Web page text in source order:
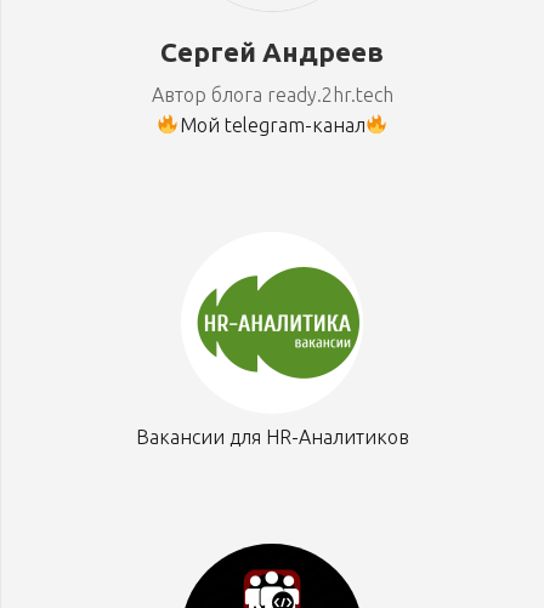
Сергей Андреев
Автор блога ready.2hr.tech
Мой telegram-канал
Вакансии для HR-Аналитиков